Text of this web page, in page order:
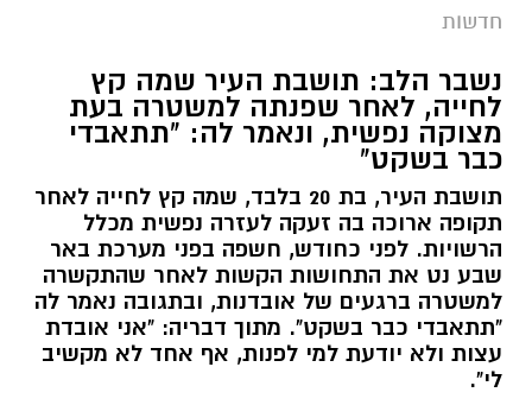
חדשות
נשבר הלב: תושבת העיר שמה קץ
לחייה, לאחר שפנתה למשטרה בעת
מצוקה נפשית, ונאמר לה: "תתאבדי
כבר בשקט"
תושבת העיר, בת 20 בלבד, שמה קץ לחייה לאחר
תקופה ארוכה בה זעקה לעזרה נפשית מכלל
הרשויות. לפני כחודש, חשפה בפני מערכת באר
שבע נט את התחושות הקשות לאחר שהתקשרה
למשטרה ברגעים של אובדנות, ובתגובה נאמר לה
"תתאבדי כבר בשקט". מתוך דבריה: "אני אובדת
עצות ולא יודעת למי לפנות, אף אחד לא מקשיב
לי".